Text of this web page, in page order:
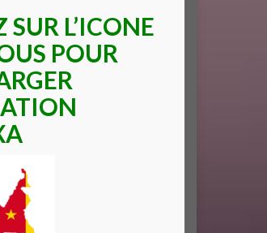
L’ICONE
POUR